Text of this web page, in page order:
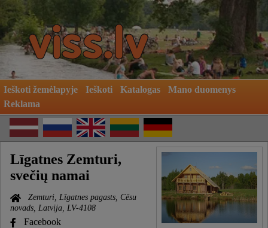
Ieškoti žemėlapyje Ieškoti Katalogas
Mano duomenys
Reklama
Līgatnes Zemturi,
svečių namai
Zemturi, Līgatnes pagasts, Cēsu
novads, Latvija, LV-4108
Facebook